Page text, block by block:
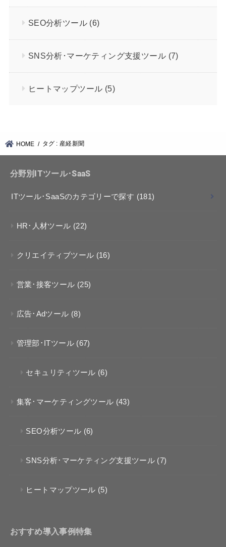
SEO分析ツール (6)
SNS分析･マーケティング支援ツール (7)
ヒートマップツール (5)
HOME タグ : 産経新聞
分野別ITツール･SaaS
ITツール･SaaSのカテゴリーで探す (181)
HR･人材ツール (22)
クリエイティブツール (16)
営業･接客ツール (25)
広告･Adツール (8)
管理部･ITツール (67)
セキュリティツール (6)
集客･マーケティングツール (43)
SEO分析ツール (6)
SNS分析･マーケティング支援ツール (7)
ヒートマップツール (5)
おすすめ導入事例特集